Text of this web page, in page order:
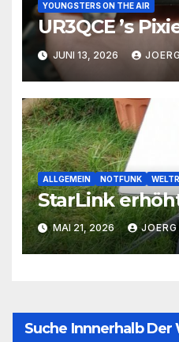
YOUNGSTERS ON THE AIR
UR3QCE ’s
JUNI 13, 2026
ALLGEMEIN NOTFUNK
StarLink
MAI 21, 2026
Suche Innnerhalb Der